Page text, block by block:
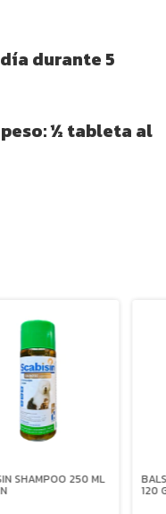
durante 5
peso: ½ tableta al
SHAMPOO 250 ML
120